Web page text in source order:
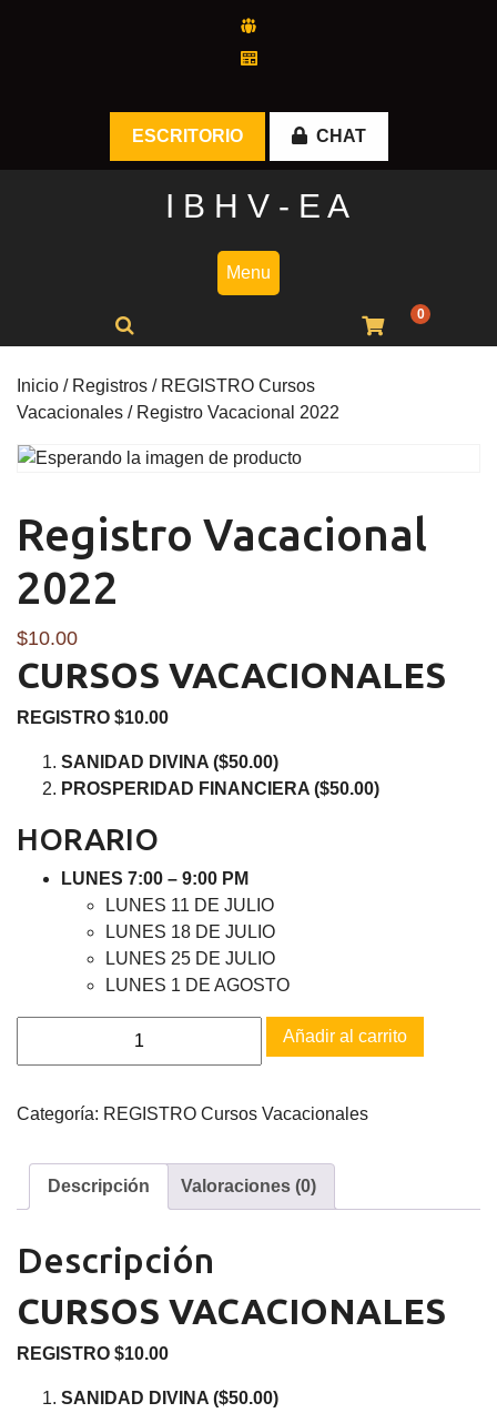
ESCRITORIO CHAT
I B H V - E A
Menu
0
Inicio / Registros / REGISTRO Cursos
Vacacionales / Registro Vacacional 2022
Registro Vacacional
2022
$10.00
CURSOS VACACIONALES
REGISTRO $10.00
SANIDAD DIVINA ($50.00)
PROSPERIDAD FINANCIERA ($50.00)
HORARIO
LUNES 7:00 – 9:00 PM
LUNES 11 DE JULIO
LUNES 18 DE JULIO
LUNES 25 DE JULIO
LUNES 1 DE AGOSTO
cantidad
Añadir al carrito
Categoría: REGISTRO Cursos Vacacionales
Descripción Valoraciones (0)
Descripción
CURSOS VACACIONALES
REGISTRO $10.00
SANIDAD DIVINA ($50.00)